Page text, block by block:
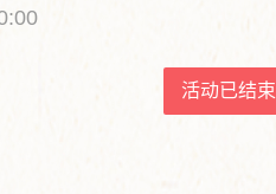
活动已结束